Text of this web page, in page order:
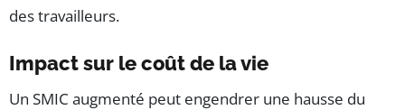
des travailleurs.
Impact sur le coût de la vie
Un SMIC augmenté peut engendrer une hausse du